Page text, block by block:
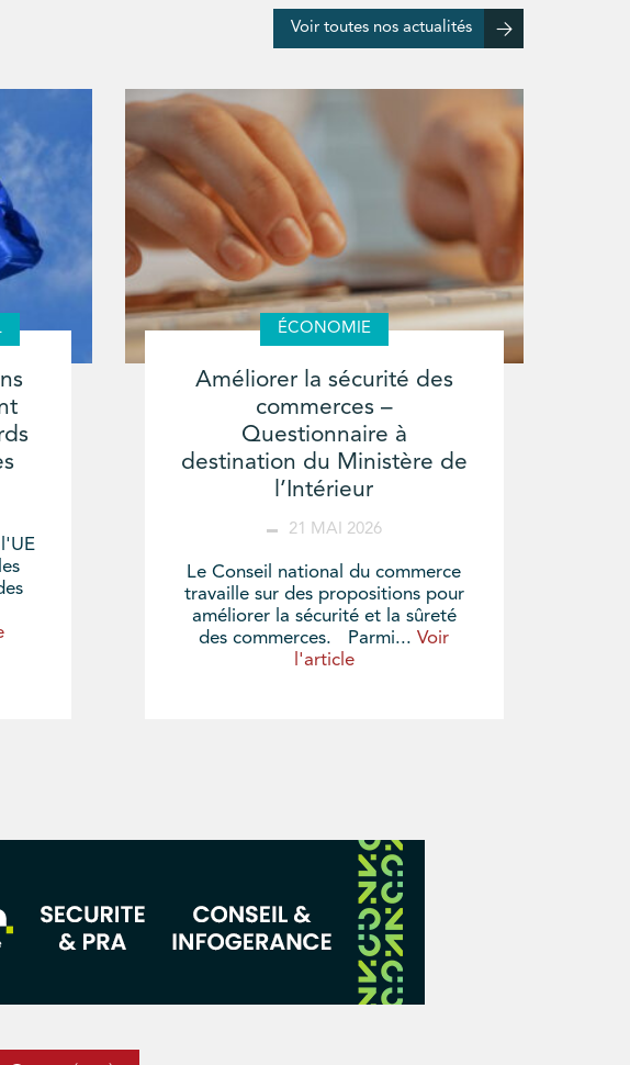
Voir toutes nos actualités
ÉCONOMIE
Améliorer la sécurité des
commerces –
Questionnaire à
destination du Ministère de
l’Intérieur
21 MAI 2026
Le Conseil national du commerce
travaille sur des propositions pour
améliorer la sécurité et la sûreté
des commerces. Parmi...Voir
l'article